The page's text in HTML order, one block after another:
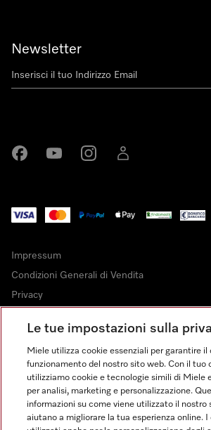
Newsletter
Impressum
Condizioni Generali di Vendita
Privacy
Dichiarazione di Accessibilità
Modulo di recesso
Legge sui servizi digitali
Impostazioni cookie
Le tue impostazioni sulla
Miele utilizza cookie essenziali per garantire
funzionamento del nostro sito web. Con il tuo
utilizziamo cookie e tecnologie simili di Miele
per analisi, marketing e personalizzazione.
informazioni su come viene utilizzato il nostro
aiutano a migliorare la tua esperienza online. I